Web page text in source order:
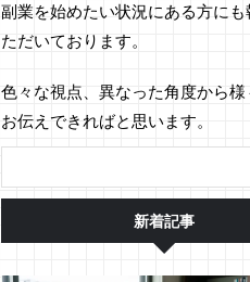
副業を始めたい状況にある方にも
ただいております。
色々な視点、異なった角度から様
お伝えできればと思います。
新着記事